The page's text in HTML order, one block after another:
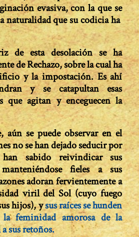
evasiva, con la que se
naturalidad que su codicia ha
de esta desolación se ha
de Rechazo, sobre la cual ha
y la imposta­ción. Es ahí
y se catapultan esas
que agitan y enceguecen la
aún se puede observar en el
no se han dejado seducir por
sabido reivindicar sus
fieles a sus
adoran fervientemente a
viril del Sol (cuyo fuego
hijos), ysus raíces se hunden
la feminidad amorosa de la
sus retoños.